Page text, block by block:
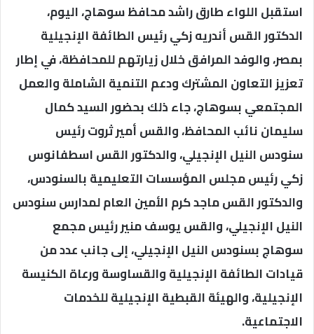
استقبل اللواء طارق راشد محافظ سوهاج، اليوم،
الدكتور القس أندريه زكي رئيس الطائفة الإنجيلية
بمصر، والوفد المرافق خلال زيارتهم للمحافظة، في إطار
تعزيز التعاون المشترك ودعم التنمية الشاملة والعمل
المجتمعي بسوهاج، جاء ذلك بحضور السيد كمال
سليمان نائب المحافظ، والقس أمير ثروت رئيس
سنودس النيل الإنجيلي، والدكتور القس اسطفانوس
زكي رئيس مجلس المؤسسات التعليمية بالسنودس،
والدكتور القس ماجد كرم الأمين العام لمدارس سنودس
النيل الإنجيلي، والقس يوسف منير رئيس مجمع
سوهاج بسنودس النيل الإنجيلي، إلى جانب عدد من
قيادات الطائفة الإنجيلية والقساوسة ورعاة الكنيسة
الإنجيلية، والهيئة القبطية الإنجيلية للخدمات
الاجتماعية.